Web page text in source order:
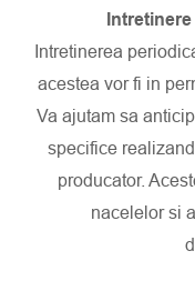
Intretinerea
acestea vor fi in
Va ajutam sa
specifice
producator.
nacelelor si